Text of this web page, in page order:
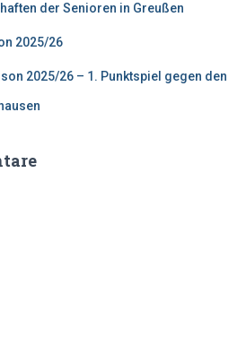
der Senioren in Greußen
2025/26
2025/26 – 1. Punktspiel gegen den